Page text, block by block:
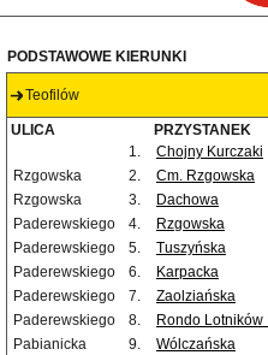
PODSTAWOWE KIERUNKI
Teofilów
ULICA PRZYSTANEK
1.
Chojny Kurczaki
Rzgowska
2. Cm. Rzgowska
Rzgowska
3. Dachowa
Paderewskiego
4. Rzgowska
Paderewskiego
5. Tuszyńska
Paderewskiego
6. Karpacka
Paderewskiego
7. Zaolziańska
Paderewskiego
8. Rondo Lotników
Pabianicka
9. Wólczańska